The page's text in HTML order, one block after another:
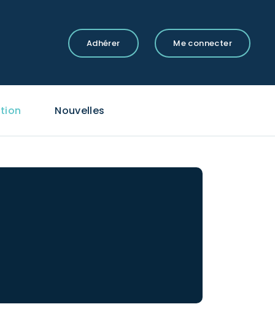
Adhérer Me connecter
Nouvelles